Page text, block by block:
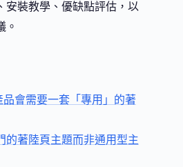
安裝教學、優缺點評估，以
。
會需要一套「專用」的著
的著陸頁主題而非通用型主